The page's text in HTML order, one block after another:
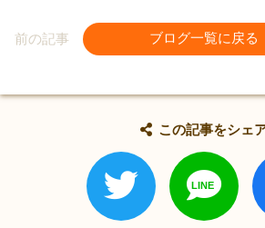
前の記事 ブログ一覧に戻る
この記事をシェ